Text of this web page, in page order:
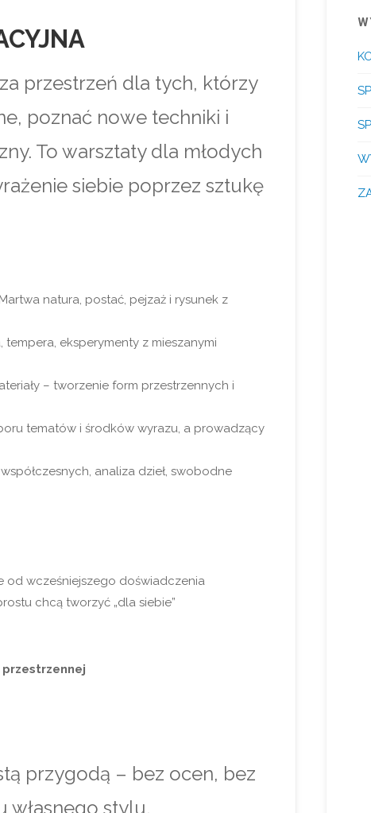
przestrzeń dla tych, którzy
poznać nowe techniki i
To warsztaty dla młodych
siebie poprzez sztukę
natura, postać, pejzaż i rysunek z
eksperymenty z mieszanymi
– tworzenie form przestrzennych i
tematów i środków wyrazu, a prowadzący
analiza dzieł, swobodne
od wcześniejszego doświadczenia
chcą tworzyć „dla siebie”
przygodą – bez ocen, bez
własnego stylu.